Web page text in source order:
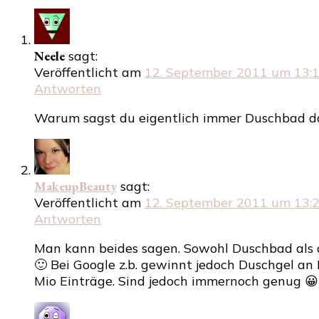
Neele sagt:
Veröffentlicht am 12. September 2011 um
Antworten
Warum sagst du eigentlich immer Duschbad
MakeupBeauty sagt:
Veröffentlicht am 12. September 2011 um
Antworten
Man kann beides sagen. Sowohl Duschbad
🙂 Bei Google z.b. gewinnt jedoch Duschgel
Mio Einträge. Sind jedoch immernoch genug 😀